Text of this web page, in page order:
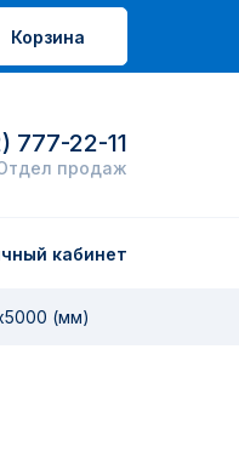
Корзина
777-22-11
продаж
кабинет
(мм)